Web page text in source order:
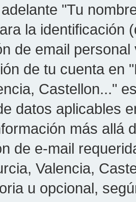
"Tu
la identificación
de email
de tu cuenta en
Castellon..."
datos aplicables
más allá
de e-mail
Valencia,
u opcional,